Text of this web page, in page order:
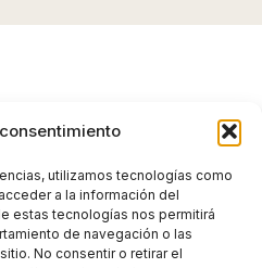
utilizamos tecnologías como
a la información del
estas tecnologías nos permitirá
de navegación o las
No consentir o retirar el
esperar de